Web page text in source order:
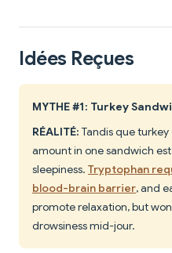
Idées Reçues
MYTHE #1: Turkey
RÉALITÉ: Tandis que
amount in one sandwich
sleepiness. Tryptophan
blood-brain barrier, and
promote relaxation, but
drowsiness mid-jour.